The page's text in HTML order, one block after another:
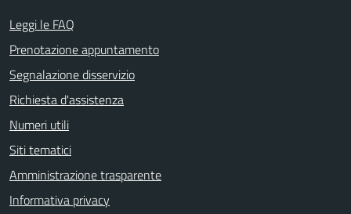
Leggi le FAQ
Prenotazione appuntamento
Segnalazione disservizio
Richiesta d'assistenza
Numeri utili
Siti tematici
Amministrazione trasparente
Informativa privacy